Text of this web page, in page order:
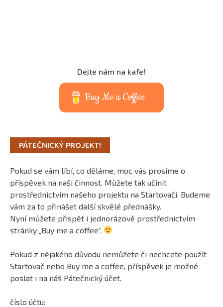
Dejte nám na kafe!
Buy Me a Coffee
PÁTEČNICKÝ PROJEKT!
Pokud se vám líbí, co děláme, moc vás prosíme o
příspěvek na naši činnost. Můžete tak učinit
prostřednictvím našeho projektu na Startovači. Budeme
vám za to přinášet další skvělé přednášky.
Nyní můžete přispět i jednorázově prostřednictvím
stránky „Buy me a coffee“.
Pokud z nějakého důvodu nemůžete či nechcete použít
Startovač nebo Buy me a coffee, příspěvek je možné
poslat i na náš Pátečnický účet.
číslo účtu: